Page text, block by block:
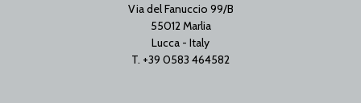
Via del Fanuccio 99/B
55012 Marlia
Lucca - Italy
T. +39 0583 464582